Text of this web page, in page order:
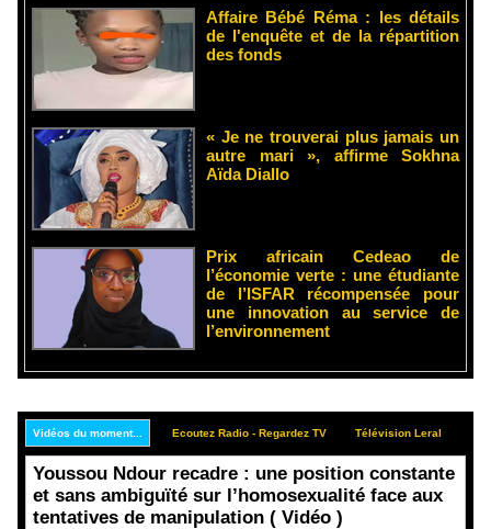
Affaire Bébé Réma : les détails
de l'enquête et de la répartition
des fonds
« Je ne trouverai plus jamais un
autre mari », affirme Sokhna
Aïda Diallo
Prix africain Cedeao de
l’économie verte : une étudiante
de l’ISFAR récompensée pour
une innovation au service de
l’environnement
Vidéos du moment... Ecoutez Radio - Regardez TV Télévision Leral
Youssou Ndour recadre : une position constante
et sans ambiguïté sur l’homosexualité face aux
tentatives de manipulation ( Vidéo )